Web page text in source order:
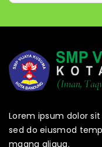
Lorem ipsum dolor
sed do eiusmod
magna aliqua.